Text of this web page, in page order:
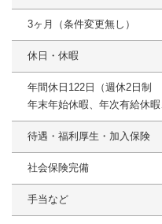
3ヶ月（条件変更無し）
休日・休暇
年間休日122日（週休2日制
年末年始休暇、年次有給休
待遇・福利厚生・加入保険
社会保険完備
手当など